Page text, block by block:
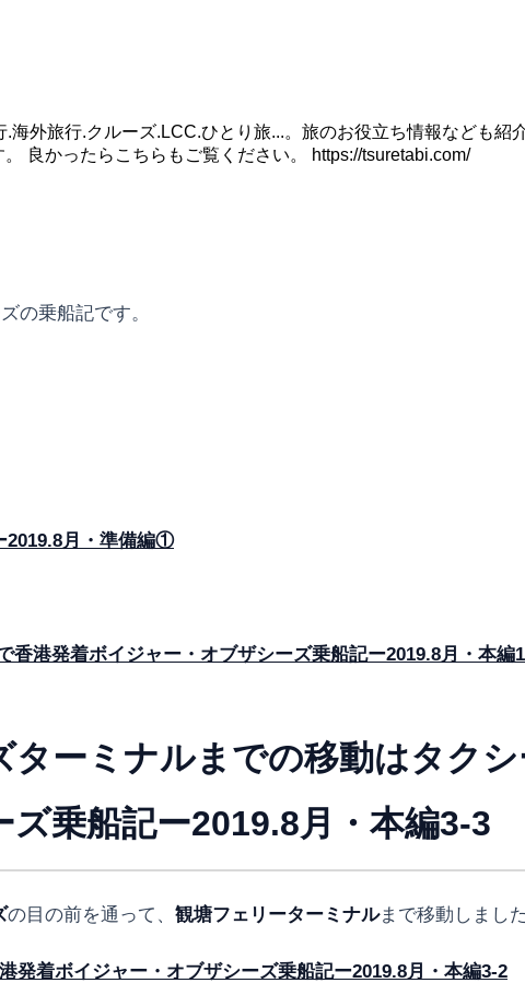
外旅行.クルーズ.LCC.ひとり旅...。旅のお役立ち情報なども紹
良かったらこちらもご覧ください。 https://tsuretabi.com/
の乗船記です。
2019.8月・準備編①
港発着ボイジャー・オブザシーズ乗船記ー2019.8月・本編
ーミナルまでの移動はタク
乗船記ー2019.8月・本編3-3
の目の前を通って、 観塘フェリーターミナルまで移動しました
発着ボイジャー・オブザシーズ乗船記ー2019.8月・本編3-2